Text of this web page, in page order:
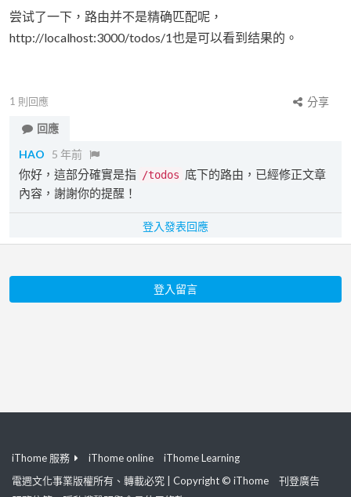
尝试了一下，路由并不是精确匹配呢，
http://localhost:3000/todos/1也是可以看到结果的。
1 則回應
分享
回應
HAO
5 年前
你好，這部分確實是指 /todos 底下的路由，已經修正文章
內容，謝謝你的提醒！
登入發表回應
登入留言
iThome 服務 iThome online
iThome Learning
電週文化事業版權所有、轉載必究 | Copyright © iThome
刊登廣告